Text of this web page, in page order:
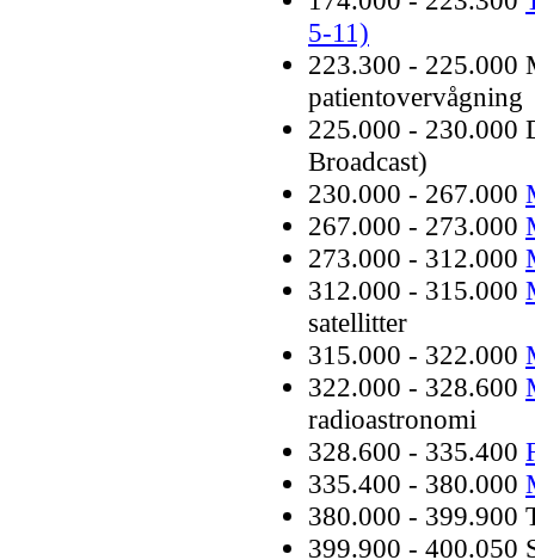
5-11)
223.300 - 225.000
patientovervågning
225.000 -
Broadcast)
230.000 - 267.000
267.000 - 273.000
273.000 - 312.000
312.000 - 315.000
satellitter
315.000 - 322.000
322.000 - 328.600
radioastronomi
328.600 - 335.400
335.400 - 380.000
380.000 - 399.900
399.900 - 400.050